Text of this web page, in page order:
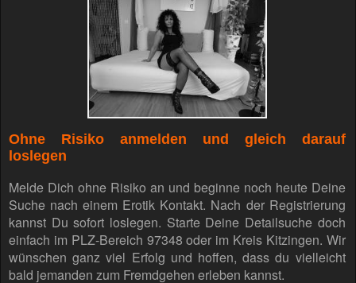
Ohne Risiko anmelden und gleich darauf
loslegen
Melde Dich ohne Risiko an und beginne noch heute Deine
Suche nach einem Erotik Kontakt. Nach der Registrierung
kannst Du sofort loslegen. Starte Deine Detailsuche doch
einfach im PLZ-Bereich 97348 oder im Kreis Kitzingen. Wir
wünschen ganz viel Erfolg und hoffen, dass du vielleicht
bald jemanden zum Fremdgehen erleben kannst.